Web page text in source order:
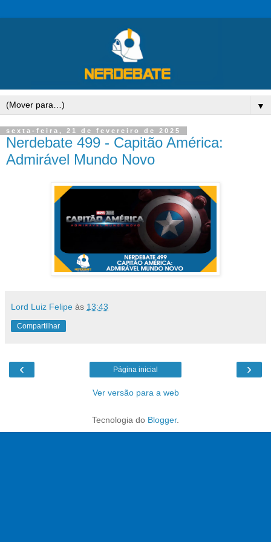
▼
sexta-feira, 21 de fevereiro de 2025
Nerdebate 499 - Capitão América:
Admirável Mundo Novo
Lord Luiz Felipe às 13:43
Compartilhar
‹ ›
Página inicial
Ver versão para a web
Tecnologia do Blogger.